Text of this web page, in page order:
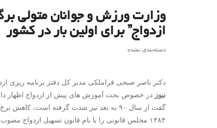
وزارت ورزش و جوانان متولی
ازدواج” برای اولین بار در کشور
دسته‌بندی نشده
دکتر ناصر صبحی قراملکی مدیر کل دفتر برنامه ریزی
نیوز در خصوص بحث آموزش های پیش از ازدواج اظهار
گفت از سال ۹۰ به بعد نیز شدت گرفته است،
۱۳۸۴ مجلس قانونی را با نام قانون تسهیل ازدواج